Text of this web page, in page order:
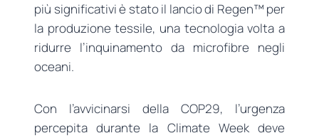
più significativi è stato il lancio di Regen™ per
la produzione tessile, una tecnologia volta a
ridurre l’inquinamento da microfibre negli
oceani.
Con l’avvicinarsi della COP29, l’urgenza
percepita durante la Climate Week deve